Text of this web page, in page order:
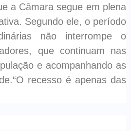
a Câmara segue em plena
Segundo ele, o período
não interrompe o
que continuam nas
e acompanhando as
recesso é apenas das